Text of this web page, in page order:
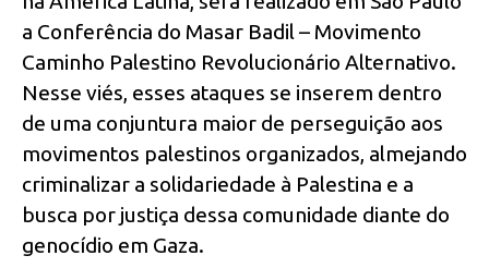
a Conferência do Masar Badil – Movimento
Caminho Palestino Revolucionário Alternativo.
Nesse viés, esses ataques se inserem dentro
de uma conjuntura maior de perseguição aos
movimentos palestinos organizados, almejando
criminalizar a solidariedade à Palestina e a
busca por justiça dessa comunidade diante do
genocídio em Gaza.